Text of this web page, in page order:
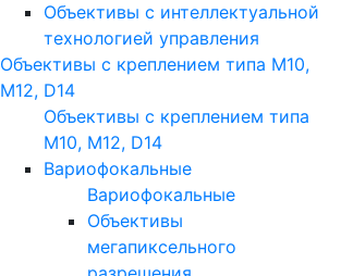
Объективы с интеллектуальной
технологией управления
Объективы с креплением типа M10,
M12, D14
Объективы с креплением типа
M10, M12, D14
Вариофокальные
Вариофокальные
Объективы
мегапиксельного